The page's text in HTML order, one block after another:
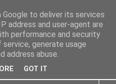
to deliver its services
address and user-agent are
performance and security
generate usage
address abuse.
GOT IT